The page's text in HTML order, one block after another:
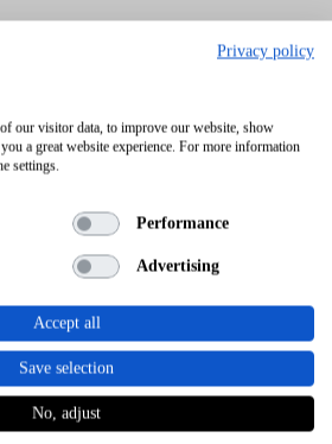
Landausflüge in
Privacy policy
our visitor data, to improve our website, show
a great website experience. For more information
settings.
Performance
Advertising
Accept all
Save selection
No, adjust